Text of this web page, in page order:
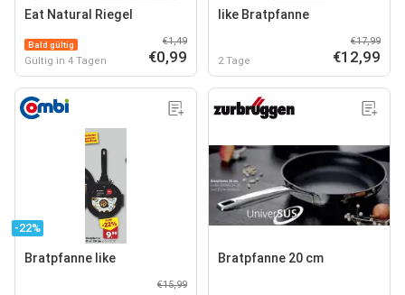
Eat Natural Riegel
Bald gültig
Gültig in 4 Tagen
€1,49
€0,99
like Bratpfanne
2 Tage
€17,99
€12,99
-22%
Bratpfanne like
€15,99
Bratpfanne 20 cm